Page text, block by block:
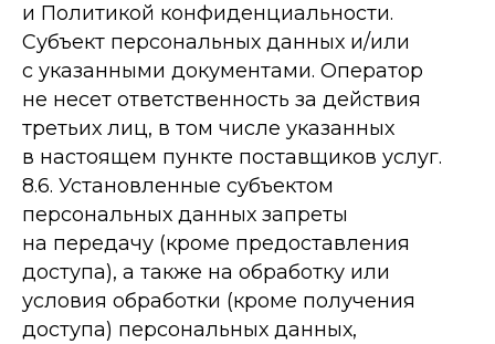
и Политикой конфиденциальности.
Субъект персональных данных и/или
с указанными документами. Оператор
не несет ответственность за действия
третьих лиц, в том числе указанных
в настоящем пункте поставщиков услуг.
8.6. Установленные субъектом
персональных данных запреты
на передачу (кроме предоставления
доступа), а также на обработку или
условия обработки (кроме получения
доступа) персональных данных,